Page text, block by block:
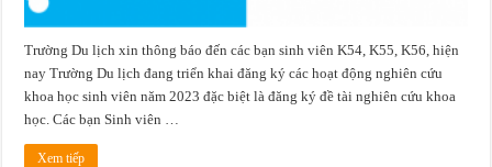
Trường Du lịch xin thông báo đến các bạn sinh viên K54, K55, K56, hiện
nay Trường Du lịch đang triển khai đăng ký các hoạt động nghiên cứu
khoa học sinh viên năm 2023 đặc biệt là đăng ký đề tài nghiên cứu khoa
học. Các bạn Sinh viên …
Xem tiếp